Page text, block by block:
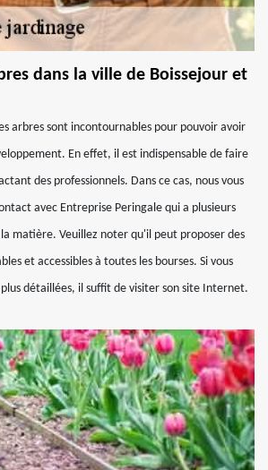
dans la ville de Boissejour et
arbres sont incontournables pour pouvoir avoir
En effet, il est indispensable de faire
des professionnels. Dans ce cas, nous vous
avec Entreprise Peringale qui a plusieurs
matière. Veuillez noter qu'il peut proposer des
et accessibles à toutes les bourses. Si vous
détaillées, il suffit de visiter son site Internet.